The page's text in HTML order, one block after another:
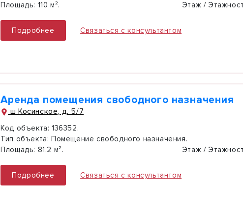
Площадь: 110 м². Этаж /
Подробнее Связаться с консультантом
Аренда помещения свободного назначения
ш Косинское, д. 5/7
Код объекта: 136352.
Тип объекта: Помещение свободного назначения.
Площадь: 81.2 м². Этаж /
Подробнее Связаться с консультантом